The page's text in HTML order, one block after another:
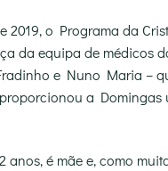
2019, o Programa da
da equipa de médicos
e Nuno Maria –
a Domingas
anos, é mãe e, como